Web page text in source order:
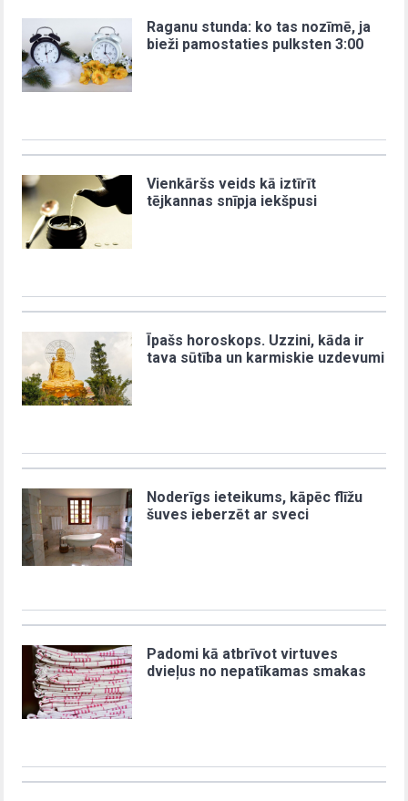
Raganu stunda: ko tas nozīmē, ja
bieži pamostaties pulksten 3:00
Vienkāršs veids kā iztīrīt
tējkannas snīpja iekšpusi
Īpašs horoskops. Uzzini, kāda ir
tava sūtība un karmiskie uzdevumi
Noderīgs ieteikums, kāpēc flīžu
šuves ieberzēt ar sveci
Padomi kā atbrīvot virtuves
dvieļus no nepatīkamas smakas